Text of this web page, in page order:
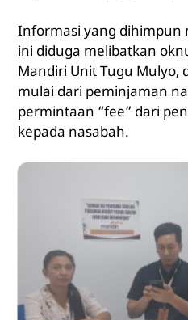
Informasi yang dihimpun
ini diduga melibatkan
Mandiri Unit Tugu Mulyo,
mulai dari peminjaman
permintaan “fee” dari
kepada nasabah.